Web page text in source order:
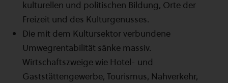
kulturellen und politischen Bildung, Orte der
Freizeit und des Kulturgenusses.
Die mit dem Kultursektor verbundene
Umwegrentabilität sänke massiv.
Wirtschaftszweige wie Hotel- und
Gaststättengewerbe, Tourismus, Nahverkehr,